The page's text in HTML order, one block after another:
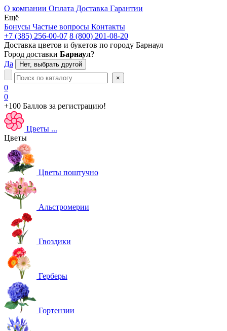
О компании Оплата Доставка Гарантии
Ещё
Бонусы Частые вопросы Контакты
+7 (385) 256-00-07 8 (800) 201-08-20
Доставка цветов и букетов по городу Барнаул
Город доставки Барнаул?
Да
Нет, выбрать другой
×
0
0
+100 Баллов за регистрацию!
Цветы ...
Цветы
Цветы поштучно
Альстромерии
Гвоздики
Герберы
Гортензии